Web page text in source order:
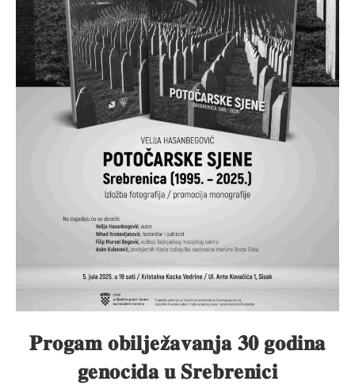
𝐏𝐫𝐨𝐠𝐚𝐦 𝐨𝐛𝐢𝐥𝐣𝐞𝐳̌𝐚𝐯𝐚𝐧𝐣𝐚 𝟑𝟎 𝐠𝐨𝐝𝐢𝐧𝐚
𝐠𝐞𝐧𝐨𝐜𝐢𝐝𝐚 𝐮 𝐒𝐫𝐞𝐛𝐫𝐞𝐧𝐢𝐜𝐢